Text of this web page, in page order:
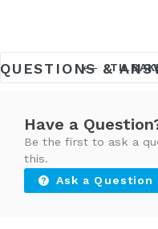
QUESTIONS &
Have a
Be the first to ask a
this.
Ask a Question